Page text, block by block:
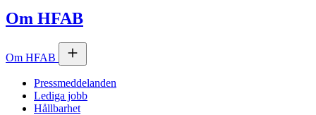
Om HFAB
Om HFAB
Pressmeddelanden
Lediga jobb
Hållbarhet